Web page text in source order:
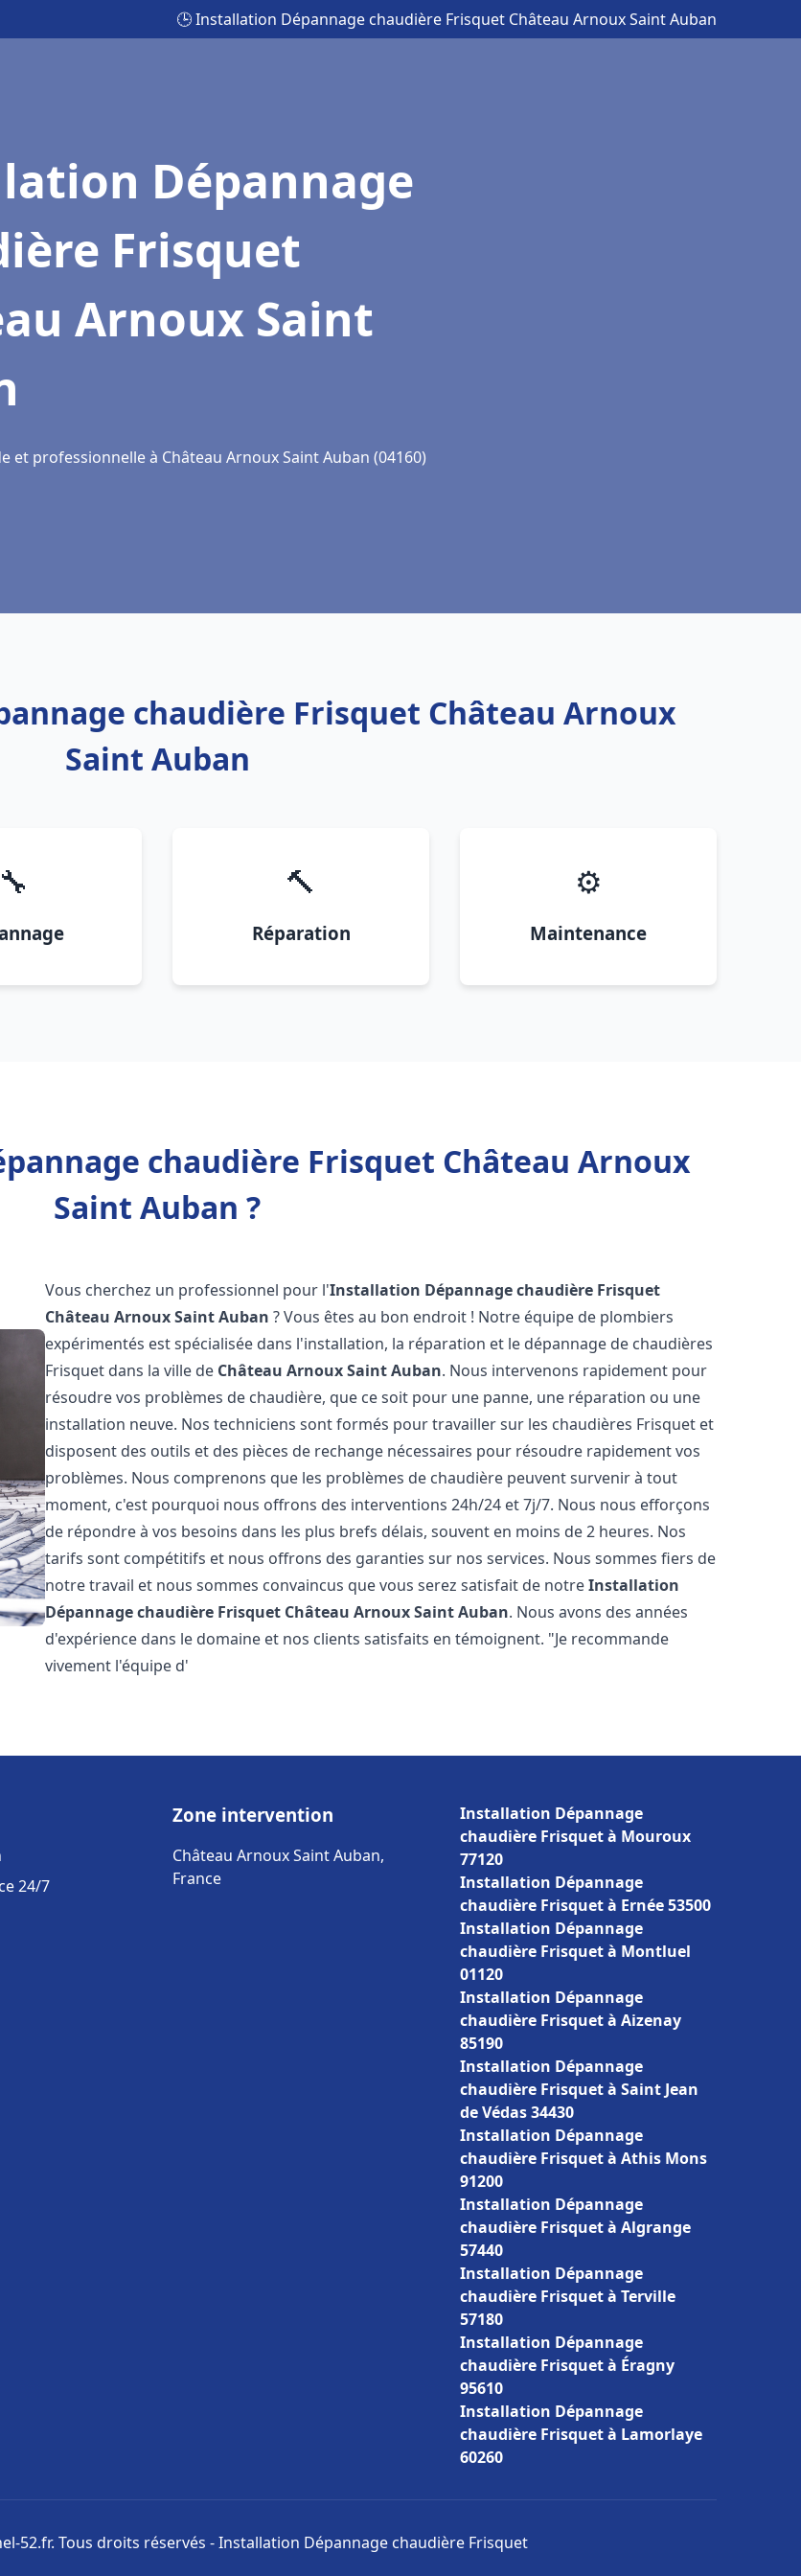
🕒 Installation Dépannage chaudière Frisquet Château Arnoux Saint Auban
Dépannage
Frisquet
Arnoux Saint
et professionnelle à Château Arnoux Saint Auban (04160)
chaudière Frisquet Château Arnoux
Saint Auban
🔧 🔨
Réparation
⚙️
Maintenance
chaudière Frisquet Château Arnoux
Saint Auban ?
Vous cherchez un professionnel pour l'Installation Dépannage chaudière Frisquet
Château Arnoux Saint Auban ? Vous êtes au bon endroit ! Notre équipe de plombiers
expérimentés est spécialisée dans l'installation, la réparation et le dépannage de chaudières
Frisquet dans la ville de Château Arnoux Saint Auban. Nous intervenons rapidement pour
résoudre vos problèmes de chaudière, que ce soit pour une panne, une réparation ou une
installation neuve. Nos techniciens sont formés pour travailler sur les chaudières Frisquet et
disposent des outils et des pièces de rechange nécessaires pour résoudre rapidement vos
problèmes. Nous comprenons que les problèmes de chaudière peuvent survenir à tout
moment, c'est pourquoi nous offrons des interventions 24h/24 et 7j/7. Nous nous efforçons
de répondre à vos besoins dans les plus brefs délais, souvent en moins de 2 heures. Nos
tarifs sont compétitifs et nous offrons des garanties sur nos services. Nous sommes fiers de
notre travail et nous sommes convaincus que vous serez satisfait de notreInstallation
Dépannage chaudière Frisquet Château Arnoux Saint Auban. Nous avons des années
d'expérience dans le domaine et nos clients satisfaits en témoignent. "Je recommande
vivement l'équipe d'
24/7
Zone intervention
Château Arnoux Saint Auban,
France
Installation Dépannage
chaudière Frisquet à Mouroux
77120
Installation Dépannage
chaudière Frisquet à Ernée 53500
Installation Dépannage
chaudière Frisquet à Montluel
01120
Installation Dépannage
chaudière Frisquet à Aizenay
85190
Installation Dépannage
chaudière Frisquet à Saint Jean
de Védas 34430
Installation Dépannage
chaudière Frisquet à Athis Mons
91200
Installation Dépannage
chaudière Frisquet à Algrange
57440
Installation Dépannage
chaudière Frisquet à Terville
57180
Installation Dépannage
chaudière Frisquet à Éragny
95610
Installation Dépannage
chaudière Frisquet à Lamorlaye
60260
52.fr. Tous droits réservés - Installation Dépannage chaudière Frisquet